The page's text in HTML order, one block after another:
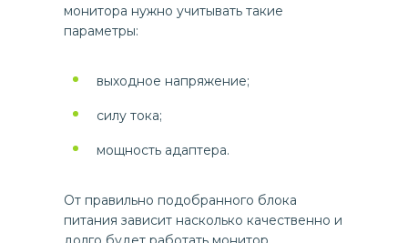
монитора нужно учитывать такие
параметры:
выходное напряжение;
силу тока;
мощность адаптера.
От правильно подобранного блока
питания зависит насколько качественно и